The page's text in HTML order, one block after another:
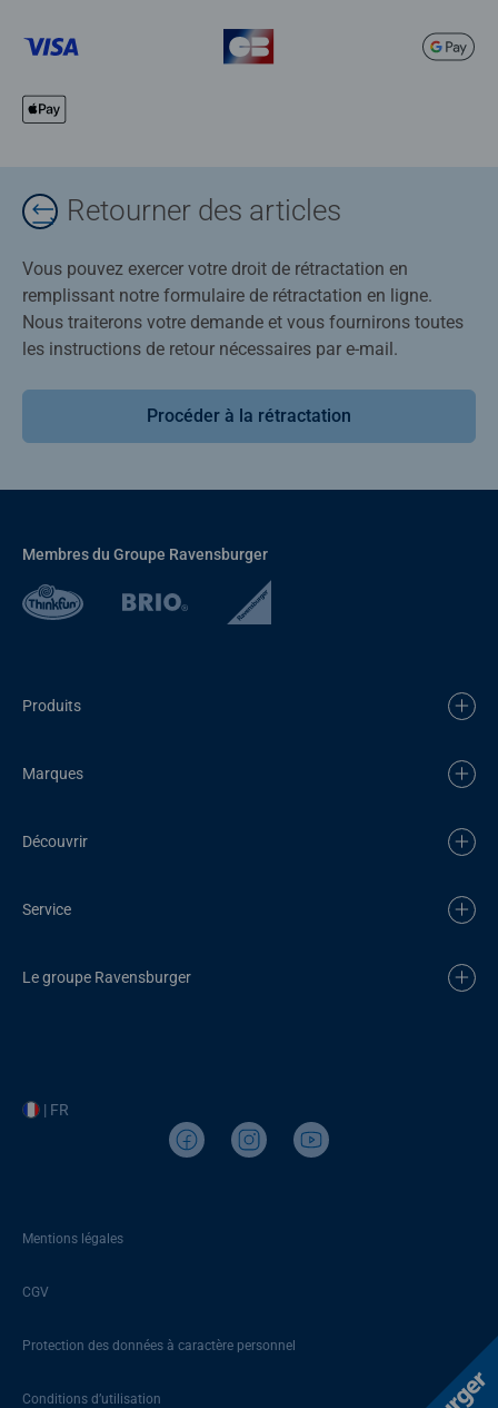
Retourner des articles
Vous pouvez exercer votre droit de rétractation en
remplissant notre formulaire de rétractation en ligne.
Nous traiterons votre demande et vous fournirons toutes
les instructions de retour nécessaires par e-mail.
Procéder à la rétractation
Membres du Groupe Ravensburger
Produits
Marques
Découvrir
Service
Le groupe Ravensburger
| FR
Mentions légales
CGV
Protection des données à caractère personnel
Conditions d’utilisation